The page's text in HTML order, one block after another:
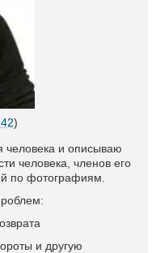
)
человека и описываю
человека, членов его
по фотографиям.
и другую